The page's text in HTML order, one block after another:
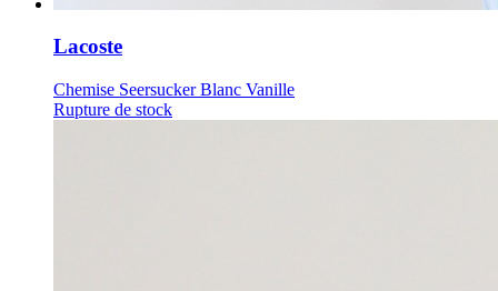
Lacoste
Chemise Seersucker Blanc Vanille
Rupture de stock